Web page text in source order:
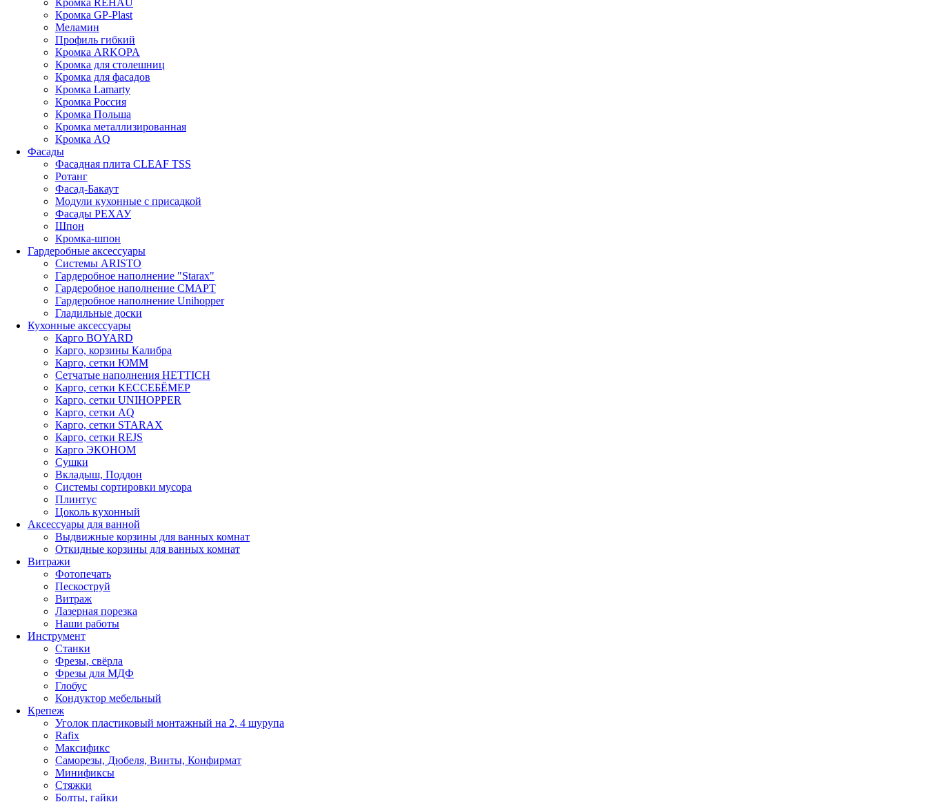
Кромка GP-Plast
Меламин
Профиль гибкий
Кромка ARKOPA
Кромка для столешниц
Кромка для фасадов
Кромка Lamarty
Кромка Россия
Кромка Польша
Кромка металлизированная
Кромка AQ
Фасады
Фасадная плита CLEAF TSS
Ротанг
Фасад-Бакаут
Модули кухонные с присадкой
Фасады РЕХАУ
Шпон
Кромка-шпон
Гардеробные аксессуары
Системы ARISTO
Гардеробное наполнение "Starax"
Гардеробное наполнение СМАРТ
Гардеробное наполнение Unihopper
Гладильные доски
Кухонные аксессуары
Карго BOYARD
Карго, корзины Калибра
Карго, сетки ЮММ
Сетчатые наполнения HETTICH
Карго, сетки КЕССЕБЁМЕР
Карго, сетки UNIHOPPER
Карго, сетки AQ
Карго, сетки STARAX
Карго, сетки REJS
Карго ЭКОНОМ
Сушки
Вкладыш, Поддон
Системы сортировки мусора
Плинтус
Цоколь кухонный
Аксессуары для ванной
Выдвижные корзины для ванных комнат
Откидные корзины для ванных комнат
Витражи
Фотопечать
Пескоструй
Витраж
Лазерная порезка
Наши работы
Инструмент
Станки
Фрезы, свёрла
Фрезы для МДФ
Глобус
Кондуктор мебельный
Крепеж
Уголок пластиковый монтажный на 2, 4 шурупа
Rafix
Максификс
Саморезы, Дюбеля, Винты, Конфирмат
Минификсы
Стяжки
Болты, гайки